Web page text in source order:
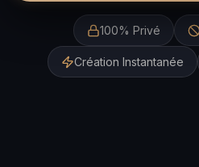
100% Privé
Création Instantanée